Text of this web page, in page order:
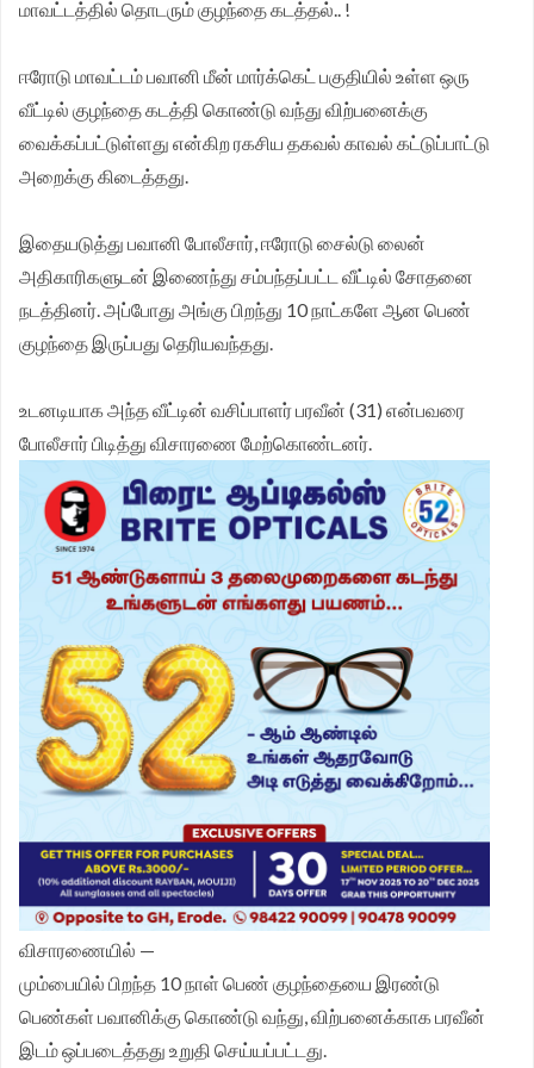
மாவட்டத்தில் தொடரும் குழந்தை கடத்தல்.. !
ஈரோடு மாவட்டம் பவானி மீன் மார்க்கெட் பகுதியில் உள்ள ஒரு
வீட்டில் குழந்தை கடத்தி கொண்டு வந்து விற்பனைக்கு
வைக்கப்பட்டுள்ளது என்கிற ரகசிய தகவல் காவல் கட்டுப்பாட்டு
அறைக்கு கிடைத்தது.
இதையடுத்து பவானி போலீசார், ஈரோடு சைல்டு லைன்
அதிகாரிகளுடன் இணைந்து சம்பந்தப்பட்ட வீட்டில் சோதனை
நடத்தினர். அப்போது அங்கு பிறந்து 10 நாட்களே ஆன பெண்
குழந்தை இருப்பது தெரியவந்தது.
உடனடியாக அந்த வீட்டின் வசிப்பாளர் பரவீன் (31) என்பவரை
போலீசார் பிடித்து விசாரணை மேற்கொண்டனர்.
விசாரணையில் —
மும்பையில் பிறந்த 10 நாள் பெண் குழந்தையை இரண்டு
பெண்கள் பவானிக்கு கொண்டு வந்து, விற்பனைக்காக பரவீன்
இடம் ஒப்படைத்தது உறுதி செய்யப்பட்டது.